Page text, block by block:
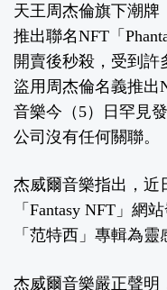
天王周杰倫旗下潮牌
推出聯名NFT「
開賣後秒殺，受到許
盜用周杰倫名義推出
音樂今（5）日罕見
公司沒有任何關聯。
杰威爾音樂指出，近
「Fantasy NFT」網
「范特西」專輯為靈
杰威爾音樂嚴正聲明